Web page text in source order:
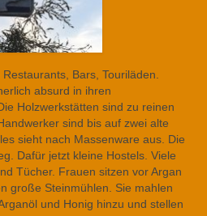
Bars, Touriläden.
absurd in ihren
Holzwerkstätten sind zu reinen
sind bis auf zwei alte
sieht nach Massenware aus. Die
Dafür jetzt kleine Hostels. Viele
Tücher. Frauen sitzen vor Argan
große Steinmühlen. Sie mahlen
und Honig hinzu und stellen